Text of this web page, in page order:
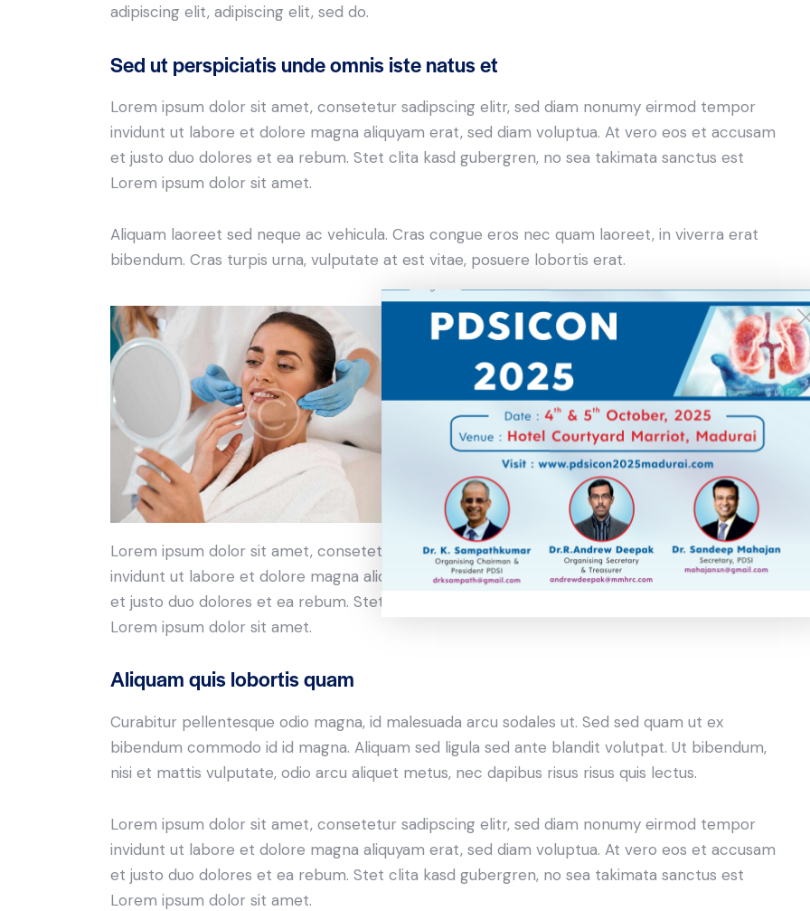
adipiscing elit, adipiscing elit, sed do.
Sed ut perspiciatis unde omnis iste natus et
Lorem ipsum dolor sit amet, consetetur sadipscing elitr, sed diam nonumy eirmod tempor
invidunt ut labore et dolore magna aliquyam erat, sed diam voluptua. At vero eos et accusam
et justo duo dolores et ea rebum. Stet clita kasd gubergren, no sea takimata sanctus est
Lorem ipsum dolor sit amet.
Aliquam laoreet sed neque ac vehicula. Cras congue eros nec quam laoreet, in viverra erat
bibendum. Cras turpis urna, vulputate at est vitae, posuere lobortis erat.
Lorem ipsum dolor sit amet, consetetur sadipscing elitr, sed diam nonumy eirmod tempor
invidunt ut labore et dolore magna aliquyam erat, sed diam voluptua. At vero eos et accusam
et justo duo dolores et ea rebum. Stet clita kasd gubergren, no sea takimata sanctus est
Lorem ipsum dolor sit amet.
Aliquam quis lobortis quam
Curabitur pellentesque odio magna, id malesuada arcu sodales ut. Sed sed quam ut ex
bibendum commodo id id magna. Aliquam sed ligula sed ante blandit volutpat. Ut bibendum,
nisi et mattis vulputate, odio arcu aliquet metus, nec dapibus risus risus quis lectus.
Lorem ipsum dolor sit amet, consetetur sadipscing elitr, sed diam nonumy eirmod tempor
invidunt ut labore et dolore magna aliquyam erat, sed diam voluptua. At vero eos et accusam
et justo duo dolores et ea rebum. Stet clita kasd gubergren, no sea takimata sanctus est
Lorem ipsum dolor sit amet.